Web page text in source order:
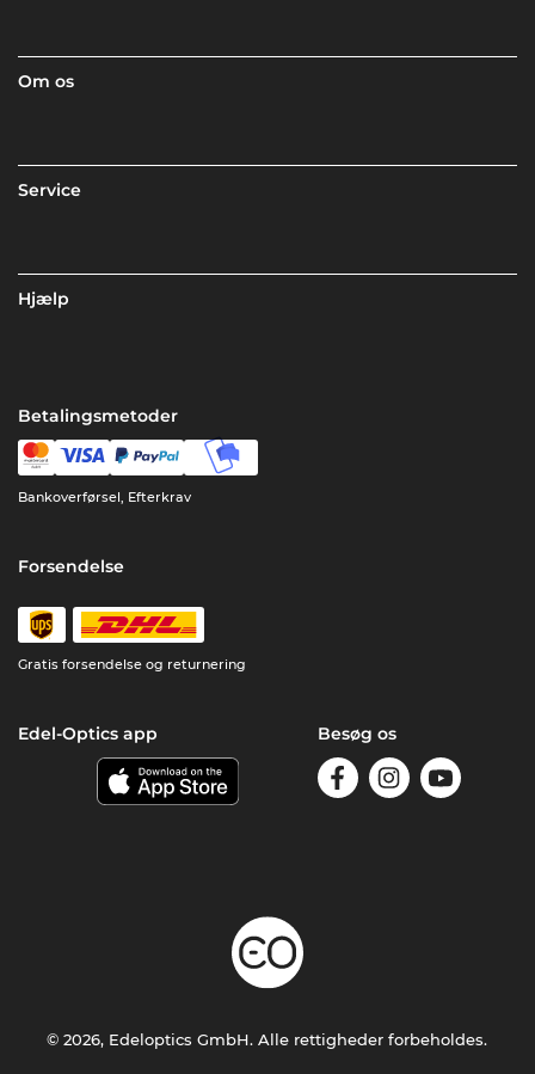
Om os
Service
Hjælp
Betalingsmetoder
Bankoverførsel, Efterkrav
Forsendelse
Gratis forsendelse og returnering
Edel-Optics app Besøg os
© 2026, Edeloptics GmbH. Alle rettigheder forbeholdes.